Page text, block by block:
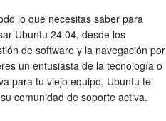
lo que necesitas saber para
Ubuntu 24.04, desde los
de software y la navegación por
un entusiasta de la tecnología o
para tu viejo equipo, Ubuntu te
comunidad de soporte activa.